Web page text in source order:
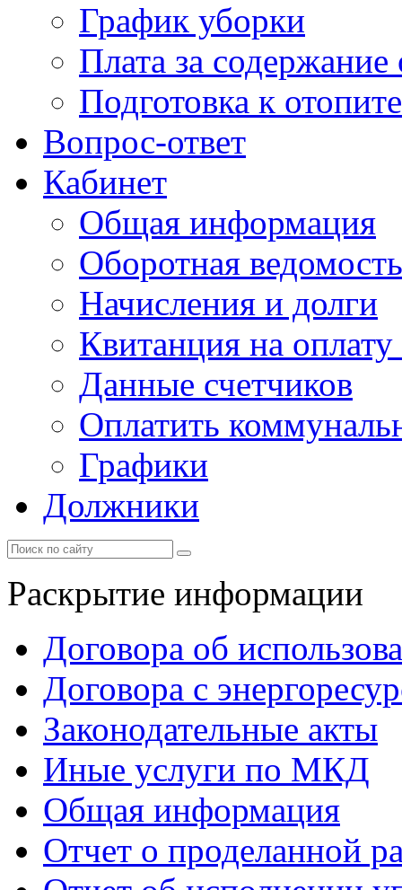
График уборки
Плата за
Подготовка к
Вопрос-ответ
Кабинет
Общая информация
Оборотная ведомость
Начисления и долги
Квитанция на
Данные счетчиков
Оплатить
Графики
Должники
Раскрытие информации
Договора об
Договора с
Законодательные акты
Иные услуги по МКД
Общая информация
Отчет о проделанной